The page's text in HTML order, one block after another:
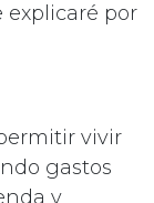
explicaré por
vivir
gastos
y